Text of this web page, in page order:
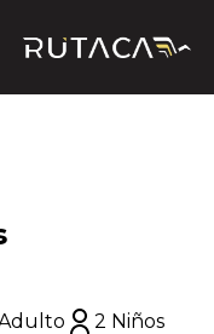
2 Niños